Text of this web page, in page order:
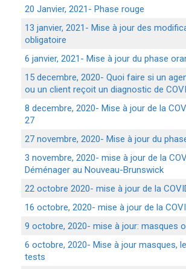
20 Janvier, 2021- Phase rouge
13 janvier, 2021- Mise à jour des
obligatoire
6 janvier, 2021- Mise à jour du phase
15 decembre, 2020- Quoi faire si un
ou un client reçoit un diagnostic de
8 decembre, 2020- Mise à jour de la
27
27 novembre, 2020- Mise à jour du
3 novembre, 2020- mise à jour de la
Déménager au Nouveau-Brunswick
22 octobre 2020- mise à jour de la
16 octobre, 2020- mise à jour de la
9 octobre, 2020- mise à jour: masques
6 octobre, 2020- Mise à jour masques,
tests